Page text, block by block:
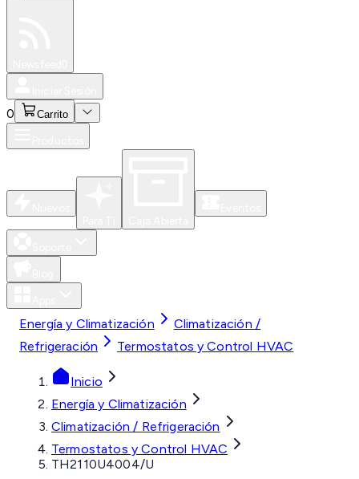
0 Carrito
Energía y Climatización
Climatización /
Refrigeración
Termostatos y Control HVAC
Inicio
Energía y Climatización
Climatización / Refrigeración
Termostatos y Control HVAC
TH2110U4004/U